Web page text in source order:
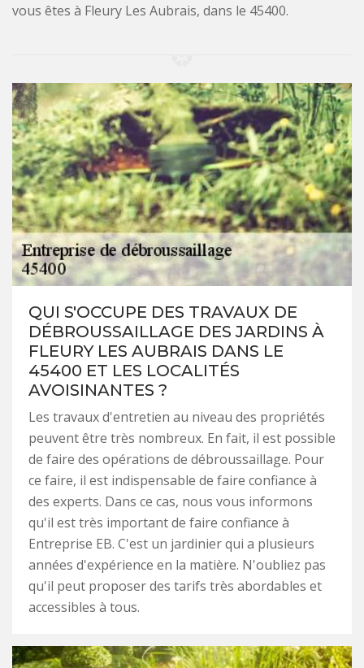
vous êtes à Fleury Les Aubrais, dans le 45400.
QUI S'OCCUPE DES TRAVAUX DE
DÉBROUSSAILLAGE DES JARDINS À
FLEURY LES AUBRAIS DANS LE
45400 ET LES LOCALITÉS
AVOISINANTES ?
Les travaux d'entretien au niveau des propriétés
peuvent être très nombreux. En fait, il est possible
de faire des opérations de débroussaillage. Pour
ce faire, il est indispensable de faire confiance à
des experts. Dans ce cas, nous vous informons
qu'il est très important de faire confiance à
Entreprise EB. C'est un jardinier qui a plusieurs
années d'expérience en la matière. N'oubliez pas
qu'il peut proposer des tarifs très abordables et
accessibles à tous.